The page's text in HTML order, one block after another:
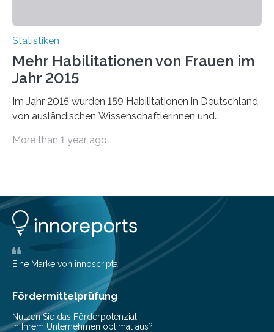
Statistiken
Mehr Habilitationen von Frauen im
Jahr 2015
Im Jahr 2015 wurden 159 Habilitationen in Deutschland
von ausländischen Wissenschaftlerinnen und
More than 1 year ago
Eine Marke von innoscripta
Fördermittelprüfung
Nutzen Sie das Förderpotenzial
in Ihrem Unternehmen optimal aus?